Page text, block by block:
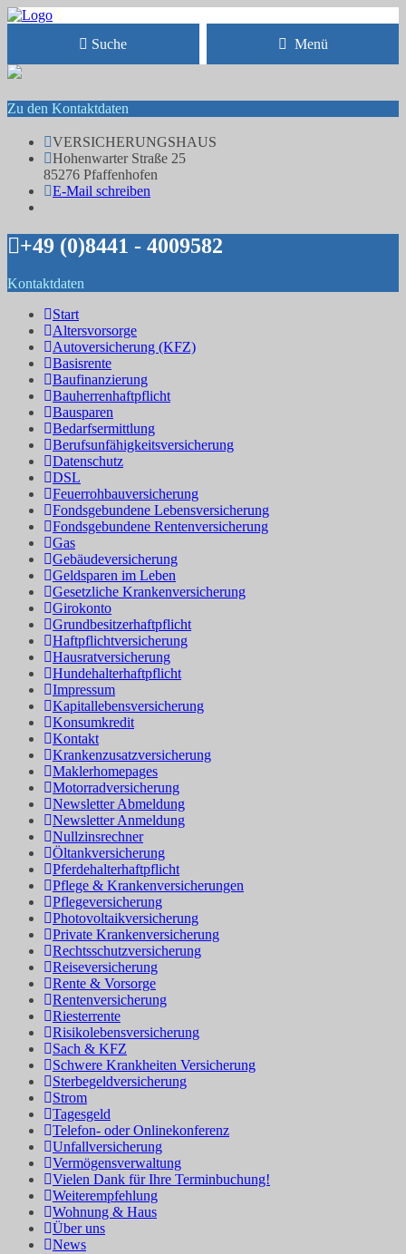
Suche Menü
Zu den Kontaktdaten
VERSICHERUNGSHAUS
Hohenwarter Straße 25
85276 Pfaffenhofen
E-Mail schreiben
+49 (0)8441 - 4009582
Kontaktdaten
Start
Altersvorsorge
Autoversicherung (KFZ)
Basisrente
Baufinanzierung
Bauherrenhaftpflicht
Bausparen
Bedarfsermittlung
Berufs­unfähigkeitsversicherung
Datenschutz
DSL
Feuerrohbauversicherung
Fondsgebundene Lebensversicherung
Fondsgebundene Rentenversicherung
Gas
Gebäudeversicherung
Geldsparen im Leben
Gesetzliche Krankenversicherung
Girokonto
Grundbesitzerhaftpflicht
Haftpflichtversicherung
Hausratversicherung
Hundehalterhaftpflicht
Impressum
Kapitallebensversicherung
Konsumkredit
Kontakt
Krankenzusatzversicherung
Maklerhomepages
Motorradversicherung
Newsletter Abmeldung
Newsletter Anmeldung
Nullzinsrechner
Öltankversicherung
Pferdehalterhaftpflicht
Pflege & Krankenversicherungen
Pflegeversicherung
Photovoltaikversicherung
Private Krankenversicherung
Rechtsschutzversicherung
Reiseversicherung
Rente & Vorsorge
Rentenversicherung
Riesterrente
Risikolebensversicherung
Sach & KFZ
Schwere Krankheiten Versicherung
Sterbegeldversicherung
Strom
Tagesgeld
Telefon- oder Onlinekonferenz
Unfallversicherung
Vermögensverwaltung
Vielen Dank für Ihre Terminbuchung!
Weiterempfehlung
Wohnung & Haus
Über uns
News